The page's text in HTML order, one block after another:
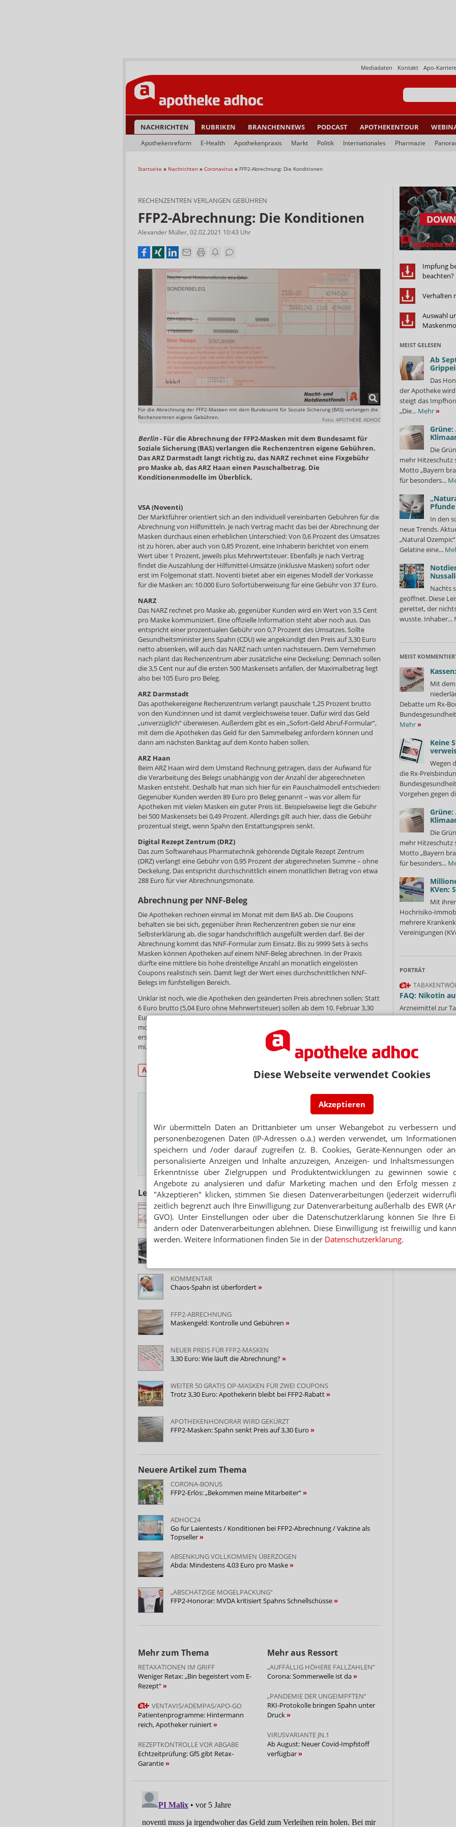
Diese Webseite verwendet Cookies
Akzeptieren
Wir übermitteln Daten an Drittanbieter um unser Webangebot zu verbessern
personenbezogenen Daten (IP-Adressen o.ä.) werden verwendet, um
speichern und /oder darauf zugreifen (z. B. Cookies, Geräte-Kennungen oder
personalisierte Anzeigen und Inhalte anzuzeigen, Anzeigen- und
Erkenntnisse über Zielgruppen und Produktentwicklungen zu gewinnen sowie
Angebote zu analysieren und dafür Marketing machen und den Erfolg messen
"Akzeptieren" klicken, stimmen Sie diesen Datenverarbeitungen (jederzeit
zeitlich begrenzt auch Ihre Einwilligung zur Datenverarbeitung außerhalb des EWR
GVO). Unter Einstellungen oder über die Datenschutzerklärung können Sie Ihre
ändern oder Datenverarbeitungen ablehnen. Diese Einwilligung ist freiwillig und
werden. Weitere Informationen finden Sie in der Datenschutzerklärung.
Apo-Karriere
Kontakt
Mediadaten
NACHRICHTEN RUBRIKEN BRANCHENNEWS PODCAST APOTHEKENTOUR
Apothekenreform E-Health Apothekenpraxis Markt Politik Internationales Pharmazie
Startseite » Nachrichten » Coronavirus » FFP2-Abrechnung: Die Konditionen
RECHENZENTREN VERLANGEN GEBÜHREN
FFP2-Abrechnung: Die Konditionen
Alexander Müller, 02.02.2021 10:43 Uhr
Für die Abrechnung der FFP2-Masken mit dem Bundesamt für Soziale Sicherung (BAS) verlangen die
Rechenzentren eigene Gebühren.
Foto: APOTHEKE ADHOC
Berlin- Für die Abrechnung der FFP2-Masken mit dem Bundesamt für
Soziale Sicherung (BAS) verlangen die Rechenzentren eigene Gebühren.
Das ARZ Darmstadt langt richtig zu, das NARZ rechnet eine Fixgebühr
pro Maske ab, das ARZ Haan einen Pauschalbetrag. Die
Konditionenmodelle im Überblick.
VSA (Noventi)
Der Marktführer orientiert sich an den individuell vereinbarten Gebühren für die
Abrechnung von Hilfsmitteln. Je nach Vertrag macht das bei der Abrechnung der
Masken durchaus einen erheblichen Unterschied: Von 0,6 Prozent des Umsatzes
ist zu hören, aber auch von 0,85 Prozent, eine Inhaberin berichtet von einem
Wert über 1 Prozent, jeweils plus Mehrwertsteuer. Ebenfalls je nach Vertrag
findet die Auszahlung der Hilfsmittel-Umsätze (inklusive Masken) sofort oder
erst im Folgemonat statt. Noventi bietet aber ein eigenes Modell der Vorkasse
für die Masken an: 10.000 Euro Sofortüberweisung für eine Gebühr von 37 Euro.
NARZ
Das NARZ rechnet pro Maske ab, gegenüber Kunden wird ein Wert von 3,5 Cent
pro Maske kommuniziert. Eine offizielle Information steht aber noch aus. Das
entspricht einer prozentualen Gebühr von 0,7 Prozent des Umsatzes. Sollte
Gesundheitsminister Jens Spahn (CDU) wie angekündigt den Preis auf 3,30 Euro
netto absenken, will auch das NARZ nach unten nachsteuern. Dem Vernehmen
nach plant das Rechenzentrum aber zusätzliche eine Deckelung: Demnach sollen
die 3,5 Cent nur auf die ersten 500 Maskensets anfallen, der Maximalbetrag liegt
also bei 105 Euro pro Beleg.
ARZ Darmstadt
Das apothekereigene Rechenzentrum verlangt pauschale 1,25 Prozent brutto
von den Kund:innen und ist damit vergleichsweise teuer. Dafür wird das Geld
„unverzüglich“ überwiesen. Außerdem gibt es ein „Sofort-Geld Abruf-Formular“,
mit dem die Apotheken das Geld für den Sammelbeleg anfordern können und
dann am nächsten Banktag auf dem Konto haben sollen.
ARZ Haan
Beim ARZ Haan wird dem Umstand Rechnung getragen, dass der Aufwand für
die Verarbeitung des Belegs unabhängig von der Anzahl der abgerechneten
Masken entsteht. Deshalb hat man sich hier für ein Pauschalmodell entschieden:
Gegenüber Kunden werden 89 Euro pro Beleg genannt – was vor allem für
Apotheken mit vielen Masken ein guter Preis ist. Beispielsweise liegt die Gebühr
bei 500 Maskensets bei 0,49 Prozent. Allerdings gilt auch hier, dass die Gebühr
prozentual steigt, wenn Spahn den Erstattungspreis senkt.
Digital Rezept Zentrum (DRZ)
Das zum Softwarehaus Pharmatechnik gehörende Digitale Rezept Zentrum
(DRZ) verlangt eine Gebühr von 0,95 Prozent der abgerechneten Summe – ohne
Deckelung. Das entspricht durchschnittlich einem monatlichen Betrag von etwa
288 Euro für vier Abrechnungsmonate.
Abrechnung per NNF-Beleg
Die Apotheken rechnen einmal im Monat mit dem BAS ab. Die Coupons
behalten sie bei sich, gegenüber ihren Rechenzentren geben sie nur eine
Selbsterklärung ab, die sogar handschriftlich ausgefüllt werden darf. Bei der
Abrechnung kommt das NNF-Formular zum Einsatz. Bis zu 9999 Sets à sechs
Masken können Apotheken auf einem NNF-Beleg abrechnen. In der Praxis
dürfte eine mittlere bis hohe dreistellige Anzahl an monatlich eingelösten
Coupons realistisch sein. Damit liegt der Wert eines durchschnittlichen NNF-
Belegs im fünfstelligen Bereich.
Unklar ist noch, wie die Apotheken den geänderten Preis abrechnen sollen: Statt
6 Euro brutto (5,04 Euro ohne Mehrwertsteuer) sollen ab dem 10. Februar 3,30
Euro netto (oder 3,93 Euro brutto) pro Maske erstattet werden. Aus der
monatlichen Abrechnung geht aber überhaupt nicht hervor, ob ein Coupon der
ersten oder zweiten Tranche eingelöst wurde. Wenn es bei dem Stichtag bleibt,
müssen die Apotheken im Februar eine doppelte Abrechnung vornehmen.
Abrechnung/Retax
Das Wichtigste des Tages direkt in Ihr Postfach. Kostenlos!
E-MAIL ADRESSE
Jetzt
abonnieren
Hinweis zum Newsletter & Datenschutz
Lesen Sie auch
ABRECHNUNG FFP2-COUPONS
Rechenzentren kassieren bei Masken ab
APOTHEKEN MÜSSEN SCHEINE AUFBEWAHREN
KOMMENTAR
Chaos-Spahn ist überfordert
FFP2-ABRECHNUNG
Maskengeld: Kontrolle und Gebühren
NEUER PREIS FÜR FFP2-MASKEN
3,30 Euro: Wie läuft die Abrechnung?
WEITER 50 GRATIS OP-MASKEN FÜR ZWEI COUPONS
Trotz 3,30 Euro: Apothekerin bleibt bei FFP2-Rabatt
APOTHEKENHONORAR WIRD GEKÜRZT
FFP2-Masken: Spahn senkt Preis auf 3,30 Euro
Neuere Artikel zum Thema
CORONA-BONUS
FFP2-Erlös: „Bekommen meine Mitarbeiter“
ADHOC24
Go für Laientests / Konditionen bei FFP2-Abrechnung / Vakzine als
Topseller
ABSENKUNG VOLLKOMMEN ÜBERZOGEN
Abda: Mindestens 4,03 Euro pro Maske
„ABSCHÄTZIGE MOGELPACKUNG“
FFP2-Honorar: MVDA kritisiert Spahns Schnellschüsse
Mehr zum Thema
RETAXATIONEN IM GRIFF
Weniger Retax: „Bin begeistert vom E-
Rezept“
VENTAVIS/ADEMPAS/APO-GO
Patientenprogramme: Hintermann
reich, Apotheker ruiniert
REZEPTKONTROLLE VOR ABGABE
Echtzeitprüfung: GfS gibt Retax-
Garantie
Mehr aus Ressort
„AUFFÄLLIG HÖHERE FALLZAHLEN“
Corona: Sommerwelle ist da
„PANDEMIE DER UNGEIMPFTEN“
RKI-Protokolle bringen Spahn unter
Druck
VIRUSVARIANTE JN.1
Ab August: Neuer Covid-Impfstoff
verfügbar
Impfung
beachten?
Verhalten
Auswahl
MEIST GELESEN
Ab
Das
der Apotheke
steigt das
„Die... Mehr»
Die
mehr Hitzeschutz
Motto „Bayern
für besonders...
In den
neue Trends.
„Natural
Gelatine eine...
Nachts
geöffnet. Diese
gerettet, der
wusste. Inhaber...
MEIST
Mit
Debatte um Rx-
Mehr»
Keine
Wegen
die Rx-
Vorgehen gegen
Die
mehr Hitzeschutz
Motto „Bayern
für besonders...
KVen:
Mit
Hochrisiko-
mehrere
Vereinigungen
PORTRÄT
FAQ: Nikotin
Arzneimittel zur
werden von den
Mehr»
E-MAIL ADRESSE